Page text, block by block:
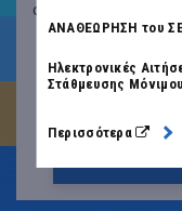
ΑΝΑΘΕΩΡΗΣΗ του
Ηλεκτρονικές
Στάθμευσης
Περισσότερα
νέα
|
σελίδα